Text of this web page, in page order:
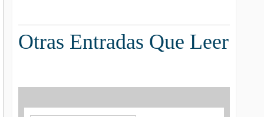
Otras Entradas Que Leer